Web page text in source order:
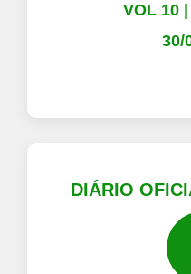
VOL 10 |
30/
DIÁRIO